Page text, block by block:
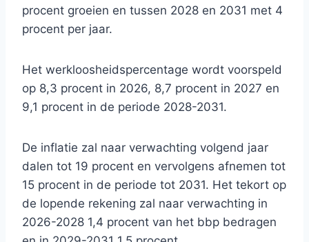
procent groeien en tussen 2028 en 2031 met 4
procent per jaar.
Het werkloosheidspercentage wordt voorspeld
op 8,3 procent in 2026, 8,7 procent in 2027 en
9,1 procent in de periode 2028-2031.
De inflatie zal naar verwachting volgend jaar
dalen tot 19 procent en vervolgens afnemen tot
15 procent in de periode tot 2031. Het tekort op
de lopende rekening zal naar verwachting in
2026-2028 1,4 procent van het bbp bedragen